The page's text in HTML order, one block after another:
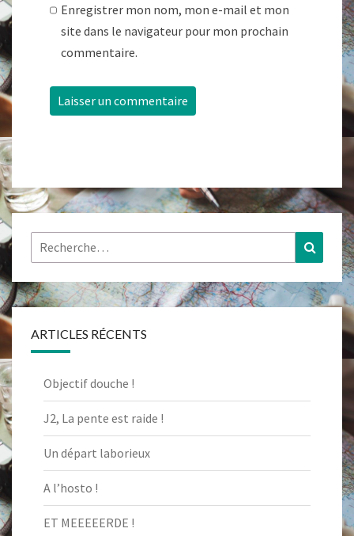
Enregistrer mon nom, mon e-mail et mon
site dans le navigateur pour mon prochain
commentaire.
Rechercher :
ARTICLES RÉCENTS
Objectif douche !
J2, La pente est raide !
Un départ laborieux
A l’hosto !
ET MEEEEERDE !